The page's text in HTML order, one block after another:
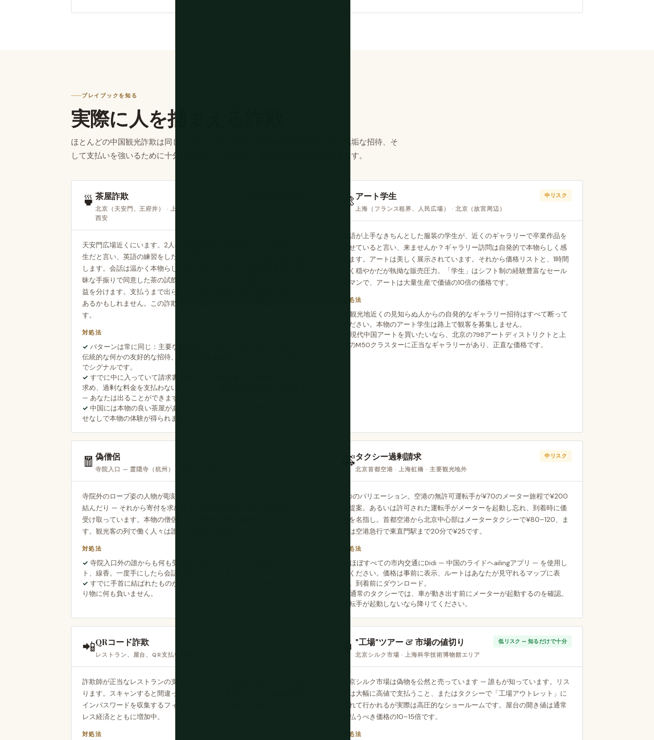
プレイブックを知る
実際に人を捕まえる詐欺
ほとんどの中国観光詐欺は同じパターンに従います：作り物の社会的温かみ、無垢な招待、そ
して支払いを強いるために十分に恥ずかしい請求書。脚本を知れば免疫がつきます。
🍵 茶屋詐欺
北京（天安門、王府井） · 上海（外灘、南京路） ·
西安
天安門広場近くにいます。2人の友好的な若い女性が近づいてきます — 学
生だと言い、英語の練習をしたいと言います。近くの伝統的な茶屋を提案
します。会話は温かく本物らしく感じます。それから請求書が来ます：曖
昧な手振りで同意した茶の試飲セッションで¥1,200。施設と「学生」が収
益を分けます。支払うまで出られないという示唆 — 脅しではないが — が
あるかもしれません。この詐欺は30年以上続いており、毎週成功していま
す。
対処法
パターンは常に同じ：主要な観光地近くでの unsolicited アプローチ、
伝統的な何かの友好的な招待、事後の価格議論なし。このシーケンスだけ
でシグナルです。
すでに中に入っていて請求書が来たら、写真を撮り、項目別レシートを
求め、過剰な料金を支払わないでください。社会的圧力が仕組み全体です
— あなたは出ることができます。
中国には本物の良い茶屋があります。ホテルに推薦を求めれば、待ち伏
せなしで本物の体験が得られます。
🎨アート学生
上海（フランス租界、人民広場） · 北京（故宮周辺）
中リスク
英語が上手なきちんとした服装の学生が、近くのギャラリーで卒業作品を
見せていると言い、来ませんか？ギャラリー訪問は自発的で本物らしく感
じます。アートは美しく展示されています。それから価格リストと、1時間
続く穏やかだが執拗な販売圧力。「学生」はシフト制の経験豊富なセール
スマンで、アートは大量生産で価値の10倍の価格です。
対処法
観光地近くの見知らぬ人からの自発的なギャラリー招待はすべて断って
ください。本物のアート学生は路上で観客を募集しません。
現代中国アートを買いたいなら、北京の798アートディストリクトと上
海のM50クラスターに正当なギャラリーがあり、正直な価格です。
🧧 偽僧侶
寺院入口 — 霊隠寺（杭州）、雍和宮（北京）
寺院外のローブ姿の人物が彫刻の護符を渡したり、手首にブレスレットを
結んだり — それから寄付を求めます。社会的罠は贈り物：あなたはすでに
受け取っています。本物の僧侶は中で実際の宗教的義務を果たしていま
す。観光客の列で働く人々は誰とも関連ありません。
対処法
寺院入口外の誰からも何も受け取らないでください — 護符、ブレスレッ
ト、線香。一度手にしたら会話が難しくなります。
すでに手首に結ばれたものがあれば、外して返せます。求めていない贈
り物に何も負いません。
🚕タクシー過剰請求
北京首都空港 · 上海虹橋 · 主要観光地外
中リスク
2つのバリエーション。空港の無許可運転手が¥70のメーター旅程で¥200
を提案。あるいは許可された運転手がメーターを起動し忘れ、到着時に価
格を名指し。首都空港から北京中心部はメータータクシーで¥80–120、ま
たは空港急行で東直門駅まで20分で¥25です。
対処法
ほぼすべての市内交通にDidi — 中国のライドヘailingアプリ — を使用し
てください。価格は事前に表示、ルートはあなたが見守れるマップに表
示。到着前にダウンロード。
通常のタクシーでは、車が動き出す前にメーターが起動するのを確認。
運転手が起動しないなら降りてください。
📲QRコード詐欺
レストラン、屋台、QR支払いの状況
詐欺師が正当なレストランの支払いコードの上に自分のQRステッカーを貼
ります。スキャンすると間違ったアカウントに支払い、またはAlipayログ
インパスワードを収集するフィッシングページに着地。中国のキャッシュ
レス経済とともに増加中。
対処法
🏮 "工場"ツアー & 市場の値切り
北京シルク市場 · 上海科学技術博物館エリア
低リスク — 知るだけで十分
北京シルク市場は偽物を公然と売っています — 誰もが知っています。リス
クは大幅に高値で支払うこと、またはタクシーで「工場アウトレット」に
連れて行かれるが実際は高圧的なショールームです。屋台の開き値は通常
支払うべき価格の10–15倍です。
対処法